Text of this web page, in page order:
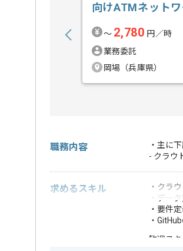
向けATMネット
〜 2,780 円／時
業務委託
岡場（兵庫県）
職務内容
・主に
- クラウ
求めるスキル
・クラ
・デー
・要件
・
歓迎スキ